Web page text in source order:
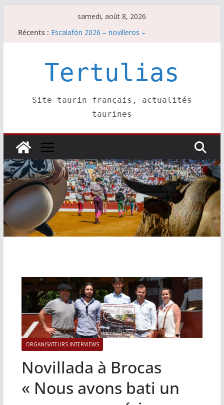
samedi, août 8, 2026
Récents : Escalafón 2026 – novilleros –
Les brèves du vendredi 7 août
Escalafón 2026 – matadors de toros-
Tertulias
Site taurin français, actualités
taurines
ORGANISATEURS INTERVIEWS
Novillada à Brocas
« Nous avons bati un